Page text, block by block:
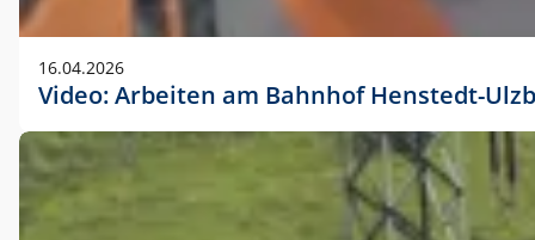
16.04.2026
Video: Arbeiten am Bahnhof Henstedt-